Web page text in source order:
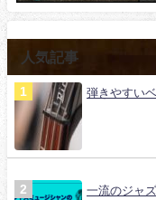
人気記事
弾きやすい
一流のジャ